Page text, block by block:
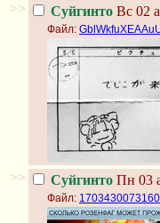
>> Суйгинто Вс 02
Файл:
>> Суйгинто Пн 03
Файл: